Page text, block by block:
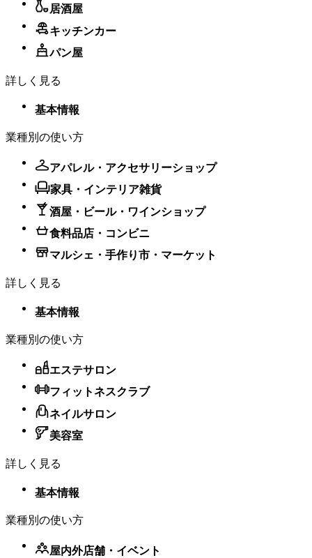
居酒屋
キッチンカー
パン屋
詳しく見る
基本情報
業種別の使い方
アパレル・アクセサリーショップ
家具・インテリア雑貨
酒屋・ビール・ワインショップ
食料品店・コンビニ
マルシェ・手作り市・マーケット
詳しく見る
基本情報
業種別の使い方
エステサロン
フィットネスクラブ
ネイルサロン
美容室
詳しく見る
基本情報
業種別の使い方
屋内外店舗・​イベント
印刷レシートの文字サイズを調整可能
POSレジでの決済拒否時にスピーカーから音声で通知
オーダーマネージャーで発送方法タブを非表示にし、
従業員ごとの売上合計を表示
マイナス価格のオプションは、商品合計から自動的に
差し引かれます。
Square POSレジでの新規オンライン注文に対する常時
アラート
Square Terminalの会計時にレシートを追加で印刷する
iOSのPoint of Saleから複数店舗間で商品グリッドを同
バリエーションの事前選択が商品詳細画面とは独立し
て設定されるようになりました
印刷レシートの文字サイズを調整可能
ズを、小・中・大の3種類からステーションごとに設定でき
すべてのレシート印刷に適用されるため、印刷されるすべて
の光の下や忙しいカウンター環境、また視力の弱いお客様に
とって読みにくい場合があります。店舗内の他のプリンター
に影響を与えることなく、各ステーションの環境に最適なサ
イズを選択できます。
設定方法：iOSまたはAndroidのSquare POSレジで、
てレシートのフォント サイズを選択してください。デフォ
POSレジでの決済拒否時にスピーカー
から音声で通知